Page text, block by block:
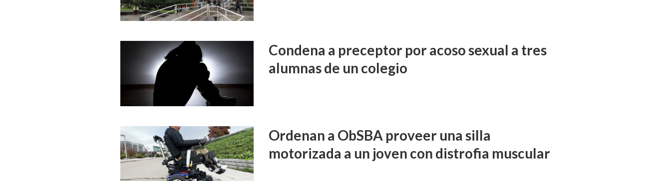
Condena a preceptor por acoso sexual a tres
alumnas de un colegio
Ordenan a ObSBA proveer una silla
motorizada a un joven con distrofia muscular